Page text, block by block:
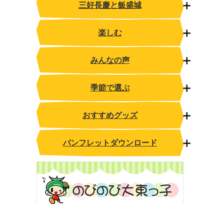
三好長慶と飯盛城
楽しむ
みんなの声
季節で選ぶ
おすすめグッズ
パンフレットダウンロード